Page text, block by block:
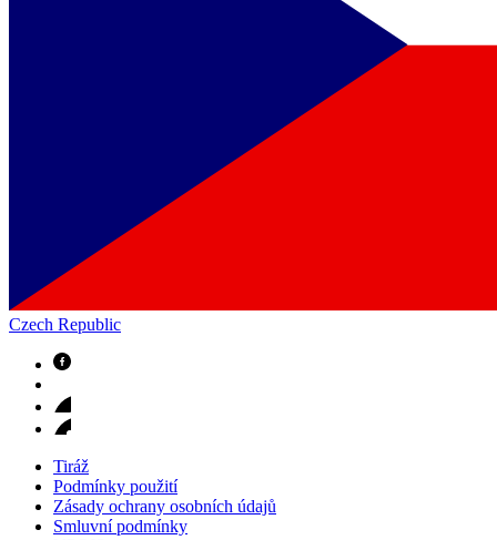
Czech Republic
Tiráž
Podmínky použití
Zásady ochrany osobních údajů
Smluvní podmínky